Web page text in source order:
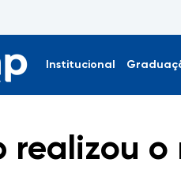
Institucional
realizou